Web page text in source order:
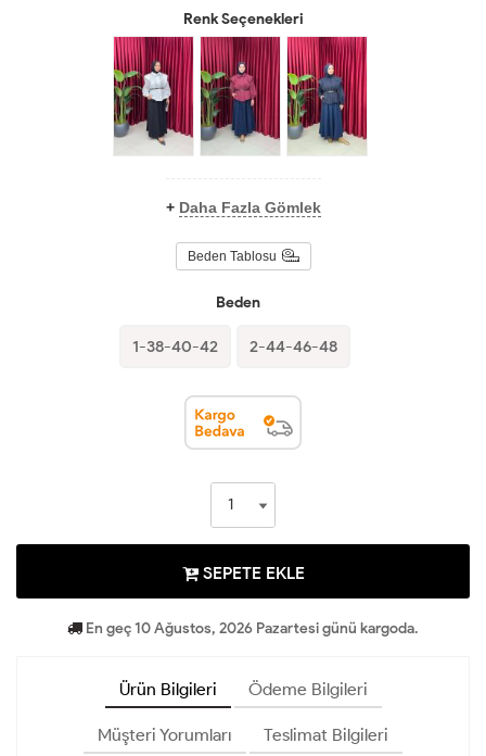
Renk Seçenekleri
+ Daha Fazla Gömlek
Beden Tablosu
Beden
1-38-40-42 2-44-46-48
SEPETE EKLE
En geç 10 Ağustos, 2026 Pazartesi günü kargoda.
Ürün Bilgileri Ödeme Bilgileri
Müşteri Yorumları Teslimat Bilgileri